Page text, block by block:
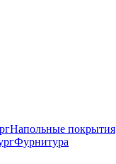
Напольные покрытия
Фурнитура